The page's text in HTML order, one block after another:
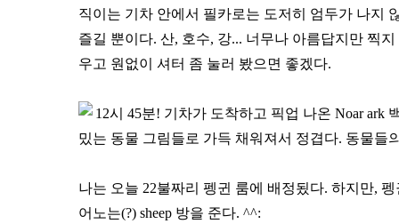
직이는 기차 안에서 필카로는 도저히 엄두가 나지
즐길 뿐이다. 산, 호수, 강... 너무나 아름답지만 찍
우고 원없이 셔터 좀 눌러 봤으면 좋겠다.
12시 45분! 기차가 도착하고 픽업 나온 Noar ark
밌는 동물 그림들로 가득 채워져서 정겹다. 동물들
나는 오늘 22불짜리 펭귄 룸에 배정됬다. 하지만,
어노는(?) sheep 방을 준다. ^^: